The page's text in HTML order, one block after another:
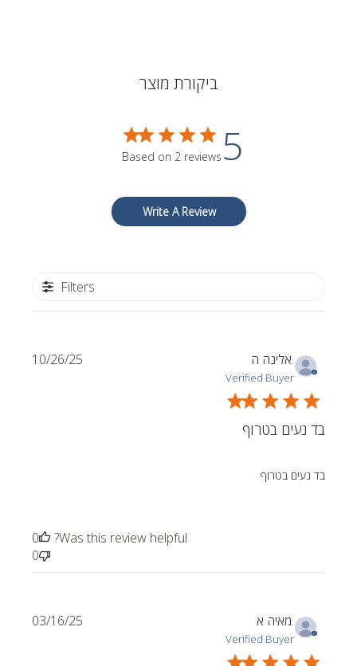
ביקורת מוצר
5
Based on 2 reviews
Write A Review
Filters
אלינה ה.
Verified Buyer
בד נעים בטרוף
בד נעים בטרוף
Published
10/26/25
Was this review helpful?
0
0
מאיה א.
Verified Buyer
Published
03/16/25